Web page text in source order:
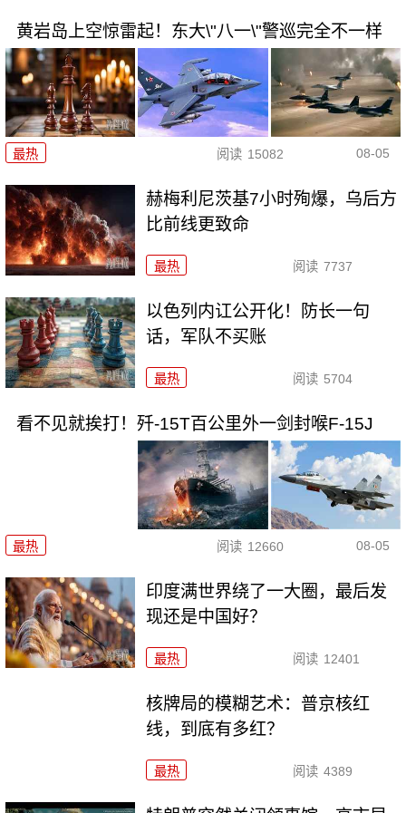
黄岩岛上空惊雷起！东大\"八一\"警巡完全不一样
最热 阅读 15082 08-05
赫梅利尼茨基7小时殉爆，乌后方
比前线更致命
最热 阅读 7737
以色列内讧公开化！防长一句
话，军队不买账
最热 阅读 5704
看不见就挨打！歼-15T百公里外一剑封喉F-15J
最热 阅读 12660 08-05
印度满世界绕了一大圈，最后发
现还是中国好？
最热 阅读 12401
核牌局的模糊艺术：普京核红
线，到底有多红？
最热 阅读 4389